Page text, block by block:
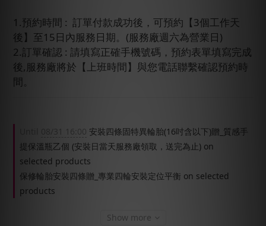
1.預約時間 :  訂單付款成功後，可預約【3個工作天
後】至15日內服務日期。(服務廠週六為營業日)
2.訂單確認 : 請填寫正確手機號碼，預約表單填寫完成
後,服務廠將於【上班時間】與您電話聯繫確認預約時
間。
08/31 16:00 安裝四條固特異輪胎(16吋含以下)贈_質感手
提保溫瓶乙個 (安裝日當天服務廠領取，送完為止) on
selected products
保修輪胎安裝四條贈_專業四輪安裝定位平衡 on selected
products
Show more